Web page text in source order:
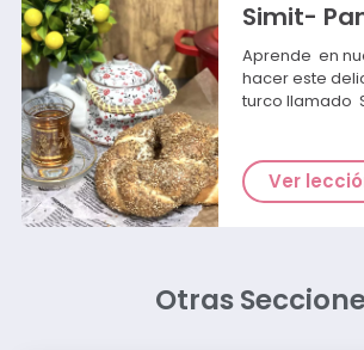
Simit-
Aprende en
hacer este
turco llamado
Ver
Otras